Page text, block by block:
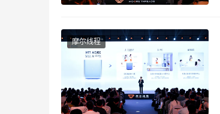
摩尔线程